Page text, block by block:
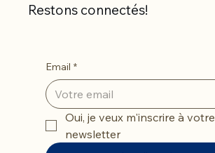
Restons connectés!
Email *
Oui, je veux m'inscrire à votre
newsletter